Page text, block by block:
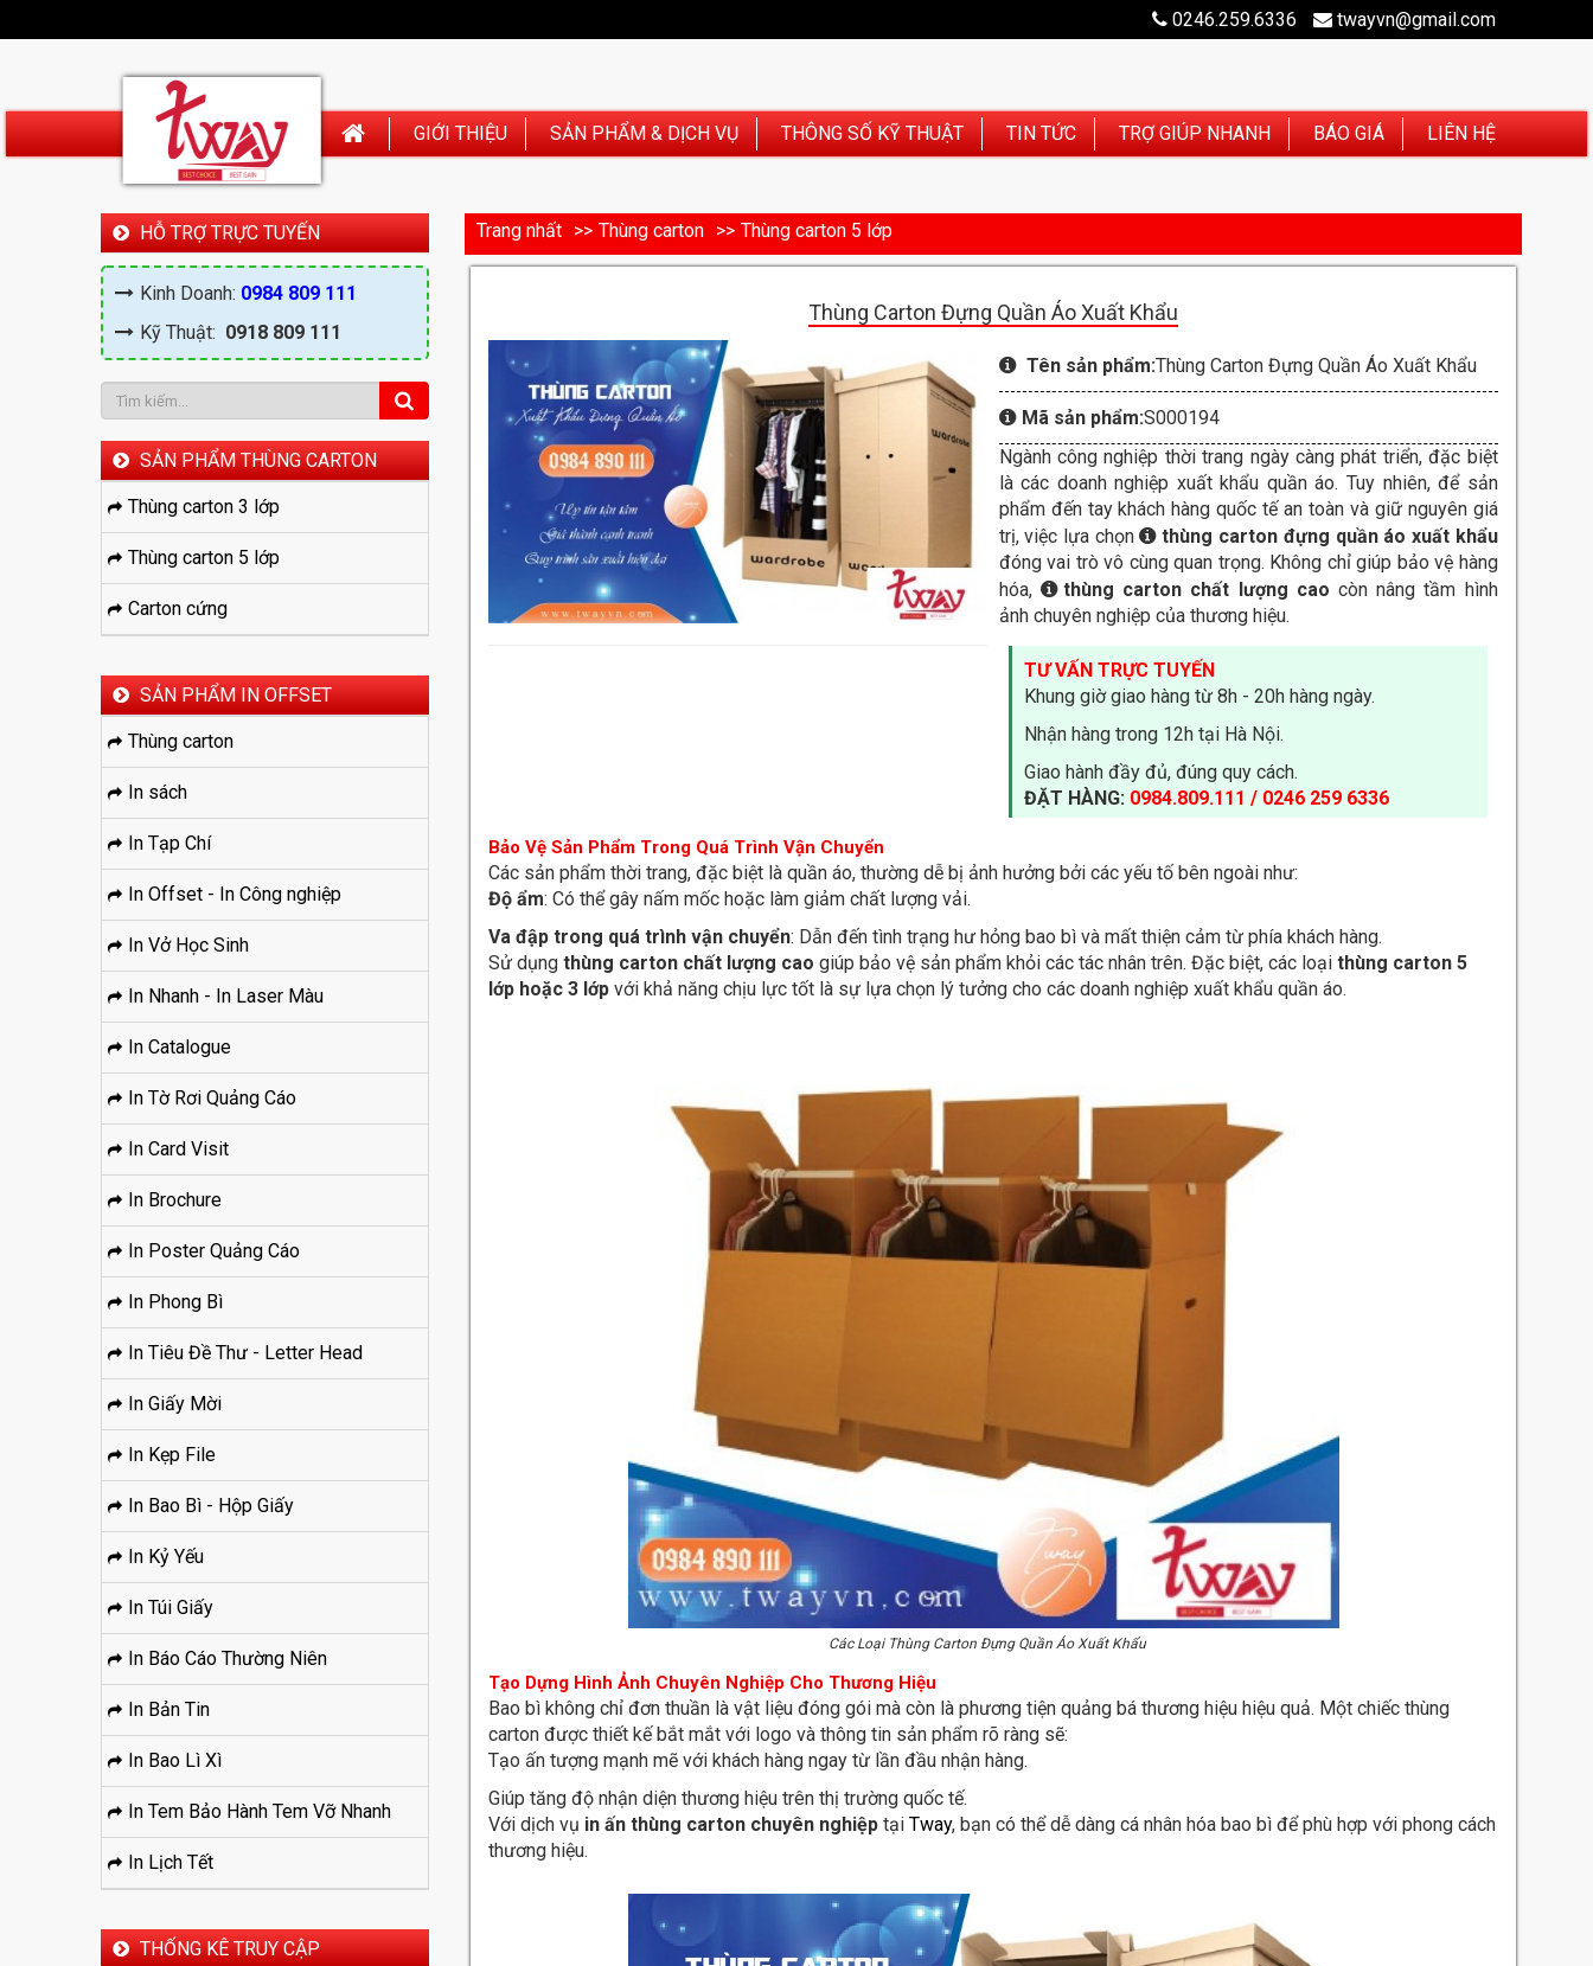
0246.259.6336 twayvn@gmail.com
GIỚI THIỆU SẢN PHẨM & DỊCH VỤ THÔNG SỐ KỸ THUẬT TIN TỨC TRỢ GIÚP NHANH BÁO GIÁ LIÊN HỆ
Trang nhất Thùng carton Thùng carton 5 lớp
Thùng Carton Đựng Quần Áo Xuất Khẩu
Tên sản phẩm:Thùng Carton Đựng Quần Áo Xuất Khẩu
Mã sản phẩm:S000194
Ngành công nghiệp thời trang ngày càng phát triển, đặc biệt
là các doanh nghiệp xuất khẩu quần áo. Tuy nhiên, để sản
phẩm đến tay khách hàng quốc tế an toàn và giữ nguyên giá
trị, việc lựa chọn
thùng carton đựng quần áo xuất khẩu
đóng vai trò vô cùng quan trọng. Không chỉ giúp bảo vệ hàng
hóa,
thùng carton chất lượng cao còn nâng tầm hình
ảnh chuyên nghiệp của thương hiệu.
TƯ VẤN TRỰC TUYẾN
Khung giờ giao hàng từ 8h - 20h hàng ngày.
Nhận hàng trong 12h tại Hà Nội.
Giao hành đầy đủ, đúng quy cách.
ĐẶT HÀNG: 0984.809.111 / 0246 259 6336
Bảo Vệ Sản Phẩm Trong Quá Trình Vận Chuyển
Các sản phẩm thời trang, đặc biệt là quần áo, thường dễ bị ảnh hưởng bởi các yếu tố bên ngoài như:
Độ ẩm: Có thể gây nấm mốc hoặc làm giảm chất lượng vải.
Va đập trong quá trình vận chuyển: Dẫn đến tình trạng hư hỏng bao bì và mất thiện cảm từ phía khách hàng.
Sử dụng thùng carton chất lượng cao giúp bảo vệ sản phẩm khỏi các tác nhân trên. Đặc biệt, các loại thùng carton 5
lớp hoặc 3 lớpvới khả năng chịu lực tốt là sự lựa chọn lý tưởng cho các doanh nghiệp xuất khẩu quần áo.
Các Loại Thùng Carton Đựng Quần Áo Xuất Khẩu
Tạo Dựng Hình Ảnh Chuyên Nghiệp Cho Thương Hiệu
Bao bì không chỉ đơn thuần là vật liệu đóng gói mà còn là phương tiện quảng bá thương hiệu hiệu quả. Một chiếc thùng
carton được thiết kế bắt mắt với logo và thông tin sản phẩm rõ ràng sẽ:
Tạo ấn tượng mạnh mẽ với khách hàng ngay từ lần đầu nhận hàng.
Giúp tăng độ nhận diện thương hiệu trên thị trường quốc tế.
Với dịch vụ in ấn thùng carton chuyên nghiệptại Tway, bạn có thể dễ dàng cá nhân hóa bao bì để phù hợp với phong cách
thương hiệu.
HỖ TRỢ TRỰC TUYẾN
Kinh Doanh: 0984 809 111
Kỹ Thuật: 0918 809 111
SẢN PHẨM THÙNG CARTON
Thùng carton 3 lớp
Thùng carton 5 lớp
Carton cứng
SẢN PHẨM IN OFFSET
Thùng carton
In sách
In Tạp Chí
In Offset - In Công nghiệp
In Vở Học Sinh
In Nhanh - In Laser Màu
In Catalogue
In Tờ Rơi Quảng Cáo
In Card Visit
In Brochure
In Poster Quảng Cáo
In Phong Bì
In Tiêu Đề Thư - Letter Head
In Giấy Mời
In Kẹp File
In Bao Bì - Hộp Giấy
In Kỷ Yếu
In Túi Giấy
In Báo Cáo Thường Niên
In Bản Tin
In Bao Lì Xì
In Tem Bảo Hành Tem Vỡ Nhanh
In Lịch Tết
THỐNG KÊ TRUY CẬP